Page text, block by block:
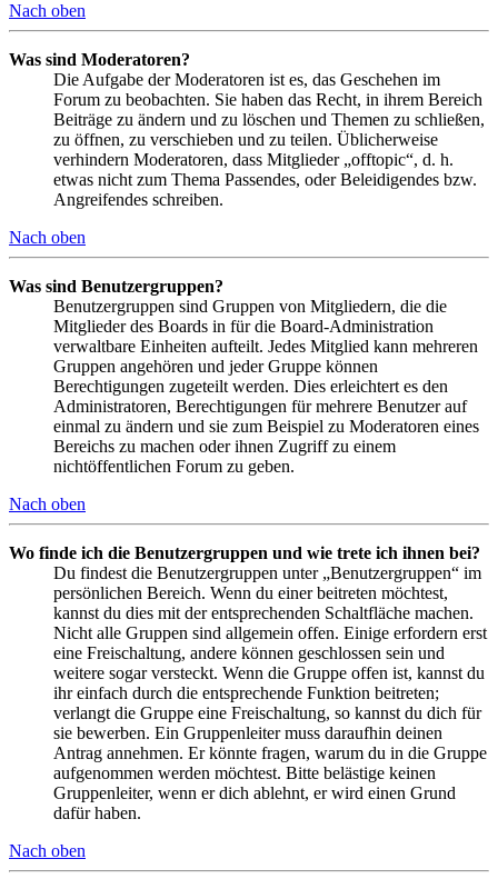
Nach oben
Was sind Moderatoren?
Die Aufgabe der Moderatoren ist es, das Geschehen im
Forum zu beobachten. Sie haben das Recht, in ihrem Bereich
Beiträge zu ändern und zu löschen und Themen zu schließen,
zu öffnen, zu verschieben und zu teilen. Üblicherweise
verhindern Moderatoren, dass Mitglieder „offtopic“, d. h.
etwas nicht zum Thema Passendes, oder Beleidigendes bzw.
Angreifendes schreiben.
Nach oben
Was sind Benutzergruppen?
Benutzergruppen sind Gruppen von Mitgliedern, die die
Mitglieder des Boards in für die Board-Administration
verwaltbare Einheiten aufteilt. Jedes Mitglied kann mehreren
Gruppen angehören und jeder Gruppe können
Berechtigungen zugeteilt werden. Dies erleichtert es den
Administratoren, Berechtigungen für mehrere Benutzer auf
einmal zu ändern und sie zum Beispiel zu Moderatoren eines
Bereichs zu machen oder ihnen Zugriff zu einem
nichtöffentlichen Forum zu geben.
Nach oben
Wo finde ich die Benutzergruppen und wie trete ich ihnen bei?
Du findest die Benutzergruppen unter „Benutzergruppen“ im
persönlichen Bereich. Wenn du einer beitreten möchtest,
kannst du dies mit der entsprechenden Schaltfläche machen.
Nicht alle Gruppen sind allgemein offen. Einige erfordern erst
eine Freischaltung, andere können geschlossen sein und
weitere sogar versteckt. Wenn die Gruppe offen ist, kannst du
ihr einfach durch die entsprechende Funktion beitreten;
verlangt die Gruppe eine Freischaltung, so kannst du dich für
sie bewerben. Ein Gruppenleiter muss daraufhin deinen
Antrag annehmen. Er könnte fragen, warum du in die Gruppe
aufgenommen werden möchtest. Bitte belästige keinen
Gruppenleiter, wenn er dich ablehnt, er wird einen Grund
dafür haben.
Nach oben